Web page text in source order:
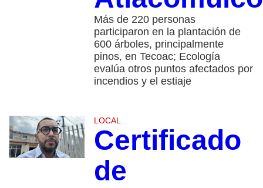
Más de 220 personas
participaron en la plantación de
600 árboles, principalmente
pinos, en Tecoac; Ecología
evalúa otros puntos afectados por
incendios y el estiaje
LOCAL
Certificado
de